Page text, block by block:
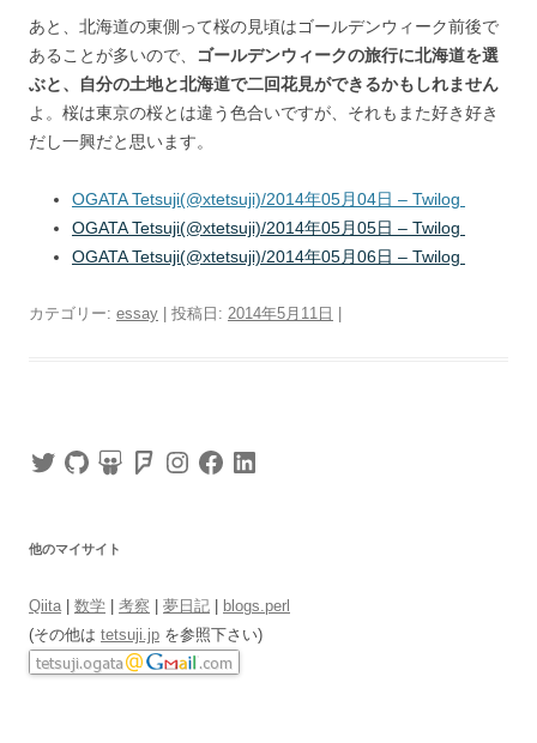
あと、北海道の東側って桜の見頃はゴールデンウィーク前後で
あることが多いので、
ゴールデンウィークの旅行に北海道を選
ぶと、自分の土地と北海道で二回花見ができるかもしれません
よ。桜は東京の桜とは違う色合いですが、それもまた好き好き
だし一興だと思います。
OGATA Tetsuji(@xtetsuji)/2014年05月04日 – Twilog
OGATA Tetsuji(@xtetsuji)/2014年05月05日 – Twilog
OGATA Tetsuji(@xtetsuji)/2014年05月06日 – Twilog
カテゴリー: essay | 投稿日: 2014年5月11日 |
TwitterGitHubSlideShareFoursquare
InstagramFacebookLinkedIn
他のマイサイト
Qiita | 数学 | 考察 | 夢日記 | blogs.perl
(その他は tetsuji.jp を参照下さい)